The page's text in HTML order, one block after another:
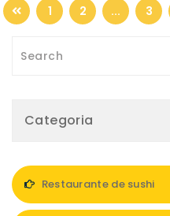
1 2 ... 3
Categoria
Restaurante de sushi